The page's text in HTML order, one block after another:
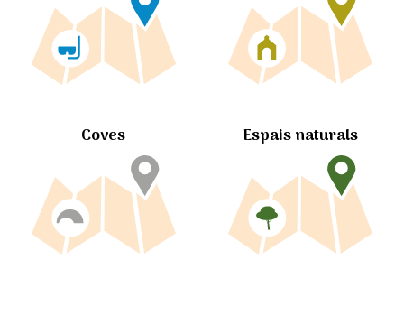
Coves Espais naturals